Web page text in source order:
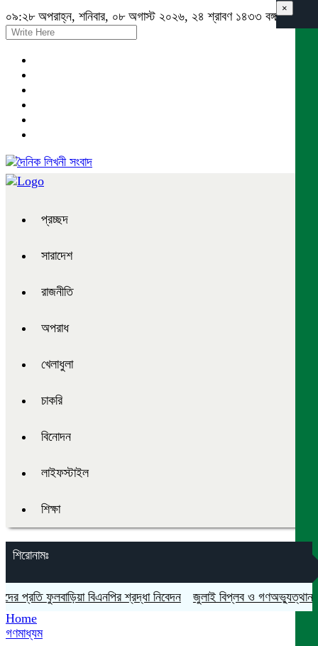
০৯:২৮ অপরাহ্ন, শনিবার, ০৮ অগাস্ট ২০২৬, ২৪ শ্রাবণ ১৪৩৩ বঙ্গাব্দ
প্রচ্ছদ
সারাদেশ
রাজনীতি
অপরাধ
খেলাধুলা
চাকরি
বিনোদন
লাইফস্টাইল
শিক্ষা
শিরোনামঃ
ফুলবাড়িয়া বিএনপির শ্রদ্ধা নিবেদন জুলাই বিপ্লব ও গণঅভ্যুত্থান দিবস
×
Home
গণমাধ্যম